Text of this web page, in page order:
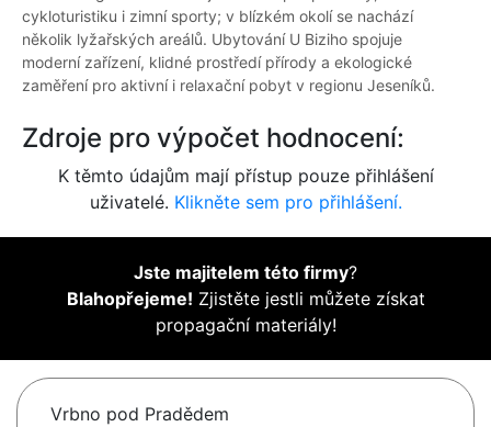
cykloturistiku i zimní sporty; v blízkém okolí se nachází
několik lyžařských areálů. Ubytování U Biziho spojuje
moderní zařízení, klidné prostředí přírody a ekologické
zaměření pro aktivní i relaxační pobyt v regionu Jeseníků.
Zdroje pro výpočet hodnocení:
K těmto údajům mají přístup pouze přihlášení
uživatelé. Klikněte sem pro přihlášení.
Jste majitelem této firmy?
Blahopřejeme! Zjistěte jestli můžete získat
propagační materiály!
Vrbno pod Pradědem